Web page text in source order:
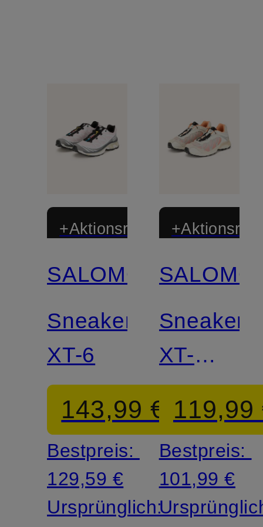
+Aktionsrabatt
SALOMON
Sneaker
XT-6
143,99 €
Bestpreis:
129,59 €
Ursprünglich:
Sneaker
XT-
119,99
Bestpreis:
101,99 €